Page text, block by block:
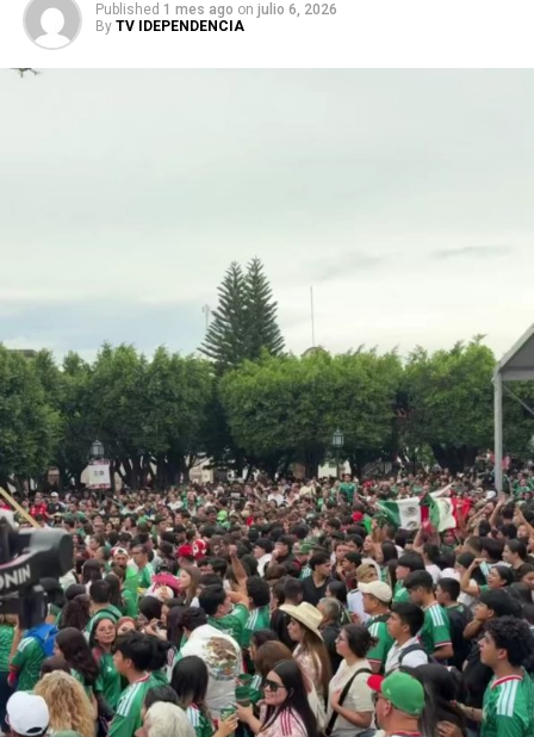
Published 1 mes ago on julio 6, 2026
By TV IDEPENDENCIA